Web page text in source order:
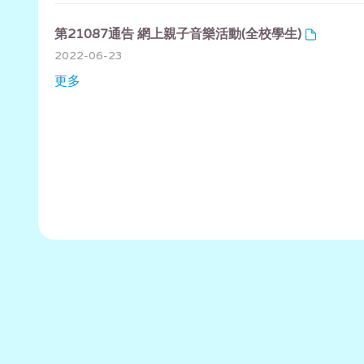
第21087通告 網上親子音樂活動(全校學生)
2022-06-23
更多